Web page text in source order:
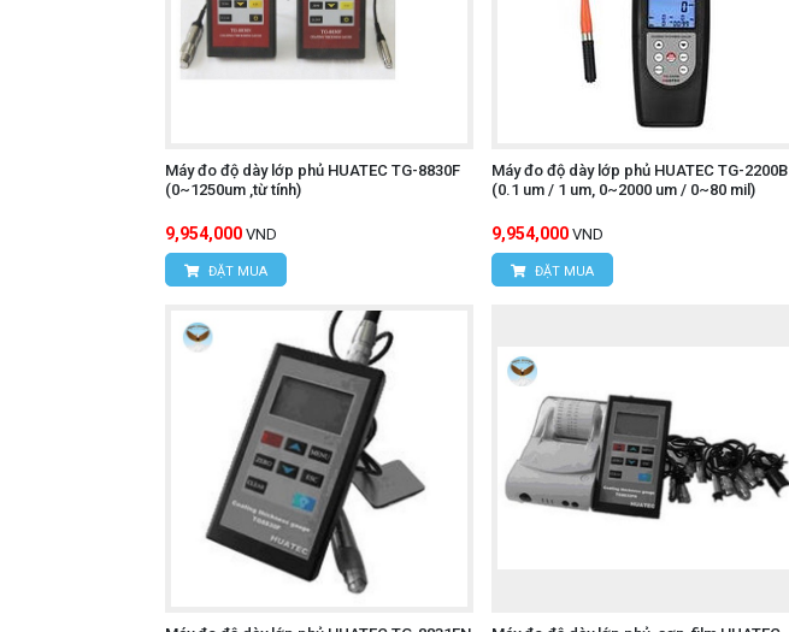
Máy đo độ dày lớp phủ HUATEC TG-8830F
(0~1250um ,từ tính)
9,954,000 VND
ĐẶT MUA
Máy đo độ dày lớp phủ HUATEC TG-2200B
(0.1 um / 1 um, 0~2000 um / 0~80 mil)
9,954,000 VND
ĐẶT MUA